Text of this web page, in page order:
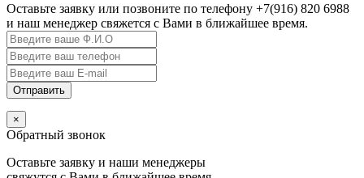
Оставьте заявку или позвоните по телефону +7(916) 820 6988
и наш менеджер свяжется с Вами в ближайшее время.
×
Обратный звонок
Оставьте заявку и наши менеджеры